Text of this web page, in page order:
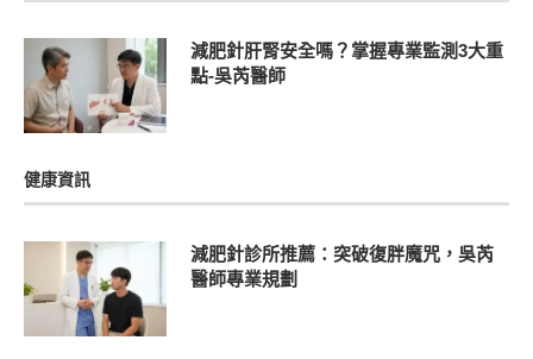
減肥針肝腎安全嗎？掌握專業監測3大重
點-吳芮醫師
健康資訊
減肥針診所推薦：突破復胖魔咒，吳芮
醫師專業規劃